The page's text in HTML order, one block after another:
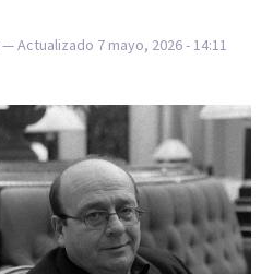
— Actualizado 7 mayo, 2026 - 14:11